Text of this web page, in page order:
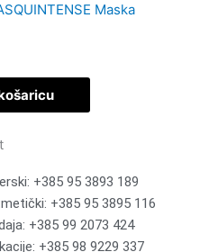
Maska
+385 95 3893 189
+385 95 3895 116
+385 99 2073 424
+385 98 9229 337